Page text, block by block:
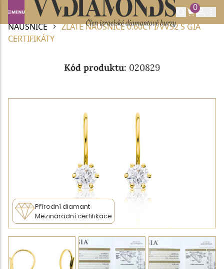
0
Domů DIAMANTOVÉ ŠPERKY
DIAMANTOVÉ
NÁUŠNICE
ZLATÉ NÁUŠNICE 0.60CT I/VVS2 S GIA
CERTIFIKÁTY
Kód produktu: 020829
Přírodní diamant
Mezinárodní certifikace